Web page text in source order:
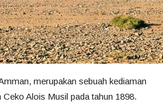
merupakan sebuah kediaman
Alois Musil pada tahun 1898.